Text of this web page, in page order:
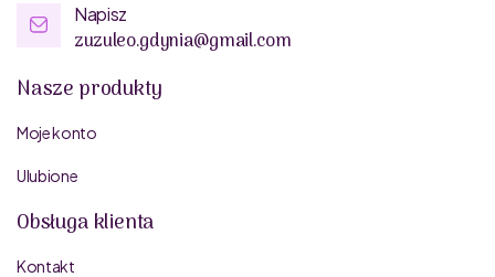
Napisz
zuzuleo.gdynia@gmail.com
Nasze produkty
Moje konto
Ulubione
Obsługa klienta
Kontakt